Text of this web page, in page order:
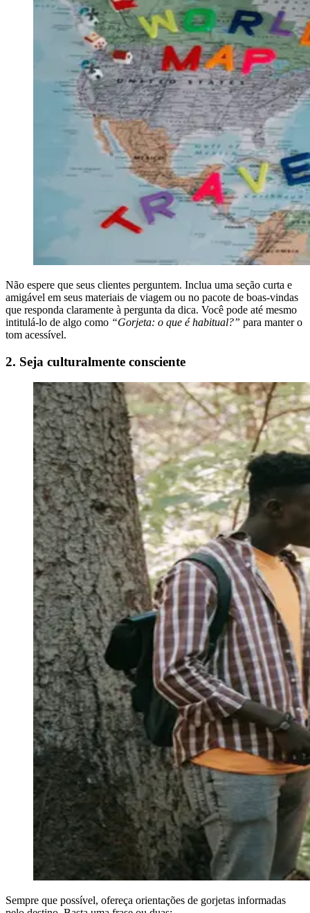
Não espere que seus clientes perguntem. Inclua uma seção curta e
amigável em seus materiais de viagem ou no pacote de boas-vindas
que responda claramente à pergunta da dica. Você pode até mesmo
intitulá-lo de algo como “Gorjeta: o que é habitual?” para manter o
tom acessível.
2. Seja culturalmente consciente
Sempre que possível, ofereça orientações de gorjetas informadas